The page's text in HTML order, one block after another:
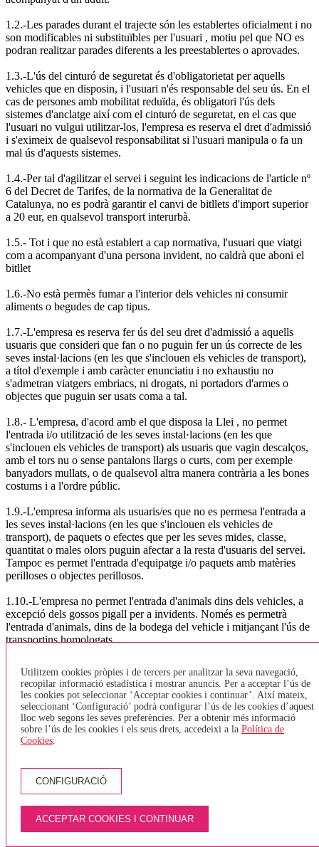
1.2.-Les parades durant el trajecte són les establertes oficialment i no
son modificables ni substituïbles per l'usuari , motiu pel que NO es
podran realitzar parades diferents a les preestablertes o aprovades.
1.3.-L'ús del cinturó de seguretat és d'obligatorietat per aquells
vehicles que en disposin, i l'usuari n'és responsable del seu ús. En el
cas de persones amb mobilitat reduïda, és obligatori l'ús dels
sistemes d'anclatge així com el cinturó de seguretat, en el cas que
l'usuari no vulgui utilitzar-los, l'empresa es reserva el dret d'admissió
i s'eximeix de qualsevol responsabilitat si l'usuari manipula o fa un
mal ús d'aquests sistemes.
1.4.-Per tal d'agilitzar el servei i seguint les indicacions de l'article nº
6 del Decret de Tarifes, de la normativa de la Generalitat de
Catalunya, no es podrà garantir el canvi de bitllets d'import superior
a 20 eur, en qualsevol transport interurbà.
1.5.- Tot i que no està establert a cap normativa, l'usuari que viatgi
com a acompanyant d'una persona invident, no caldrà que aboni el
bitllet
1.6.-No està permès fumar a l'interior dels vehicles ni consumir
aliments o begudes de cap tipus.
1.7.-L'empresa es reserva fer ús del seu dret d'admissió a aquells
usuaris que consideri que fan o no puguin fer un ús correcte de les
seves instal·lacions (en les que s'inclouen els vehicles de transport),
a títol d'exemple i amb caràcter enunciatiu i no exhaustiu no
s'admetran viatgers embriacs, ni drogats, ni portadors d'armes o
objectes que puguin ser usats coma a tal.
1.8.- L'empresa, d'acord amb el que disposa la Llei , no permet
l'entrada i/o utilització de les seves instal·lacions (en les que
s'inclouen els vehicles de transport) als usuaris que vagin descalços,
amb el tors nu o sense pantalons llargs o curts, com per exemple
banyadors mullats, o de qualsevol altra manera contrària a les bones
costums i a l'ordre públic.
1.9.-L'empresa informa als usuaris/es que no es permesa l'entrada a
les seves instal·lacions (en les que s'inclouen els vehicles de
transport), de paquets o efectes que per les seves mides, classe,
quantitat o males olors puguin afectar a la resta d'usuaris del servei.
Tampoc es permet l'entrada d'equipatge i/o paquets amb matèries
perilloses o objectes perillosos.
1.10.-L'empresa no permet l'entrada d'animals dins dels vehicles, a
excepció dels gossos pigall per a invidents. Només es permetrà
l'entrada d'animals, dins de la bodega del vehicle i mitjançant l'ús de
transportins homologats.
D'acord amb l'Ordre TES/376/2014, que fa referència a la normativa
sobre el transport de bicicletes. i segons el que regular l'article 8, la
normativa a seguir per l'empresa TEISA serà: TRANSPORT
URBÀ GIRONA, BANYOLES, LÍNIA DEL TAV o VEHICLES
SENSE BODEGA - Només s'acceptaran bicicletes plegables i que
Es podran transportar un màxim de 2 bicicletes (plegades) a la zona
destinada per PMR (cadires de rodes) - En el cas que una persona
amb cadira de rodes vulgui pujar a l'autobús, i l'espai destinat a
PMR estigui ocupat per una bicicleta, aquesta haurà de baixar de
l'autobús i esperar el següent, ja que tenen prioritat les cadires de
rodes. - Només s'acceptarà una bicicleta per persona. - Els viatgers
no hauran de pagar per pujar la bicicleta. TRANSPORT
Utilitzem cookies pròpies i de tercers per analitzar la seva navegació,
recopilar informació estadística i mostrar anuncis. Per a acceptar l’ús de
les cookies pot seleccionar ‘Acceptar cookies i continuar’. Així mateix,
seleccionant ‘Configuració’ podrà configurar l’ús de les cookies d’aquest
lloc web segons les seves preferències. Per a obtenir més informació
sobre l’ús de les cookies i els seus drets, accedeixi a la Política de
Cookies.
CONFIGURACIÓ
ACCEPTAR COOKIES I CONTINUAR